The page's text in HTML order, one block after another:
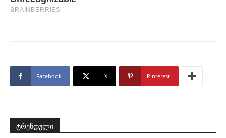
Facebook X Pinterest
ტრენდული